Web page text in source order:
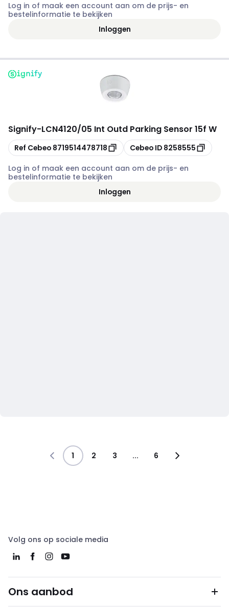
Log in of maak een account aan om de prijs- en
bestelinformatie te bekijken
Inloggen
Signify-LCN4120/05 Int Outd Parking Sensor 15f W
Kopiëren
Ref Cebeo 8719514478718 Kopiëren
Cebeo ID 8258555
Log in of maak een account aan om de prijs- en
bestelinformatie te bekijken
Inloggen
1 2 3 ... 6
Volg ons op sociale media
Ons aanbod